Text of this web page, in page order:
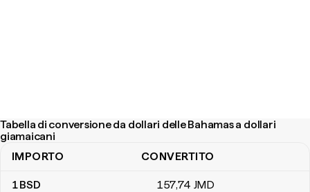
Tabella di conversione da dollari delle Bahamas a dollari
giamaicani
Tabella di conversione da dollari delle Bahamas a dollari
IMPORTO CONVERTITO
1BSD 157,74 JMD